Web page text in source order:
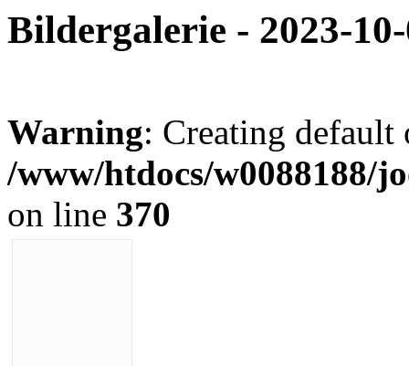
Bildergalerie - 2023-
Warning: Creating
/www/htdocs/w0088188/
on line 370